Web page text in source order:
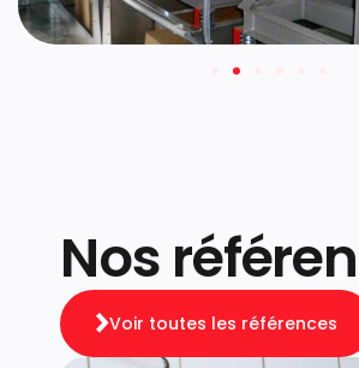
Nos
Voir toutes les références